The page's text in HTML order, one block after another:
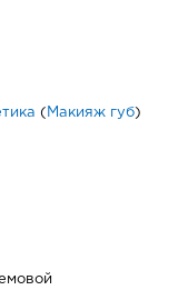
( Макияж губ)